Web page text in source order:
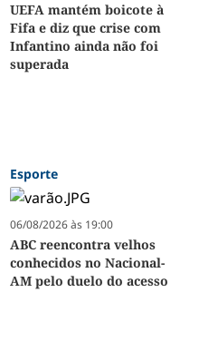
UEFA mantém boicote à
Fifa e diz que crise com
Infantino ainda não foi
superada
Esporte
06/08/2026 às 19:00
ABC reencontra velhos
conhecidos no Nacional-
AM pelo duelo do acesso